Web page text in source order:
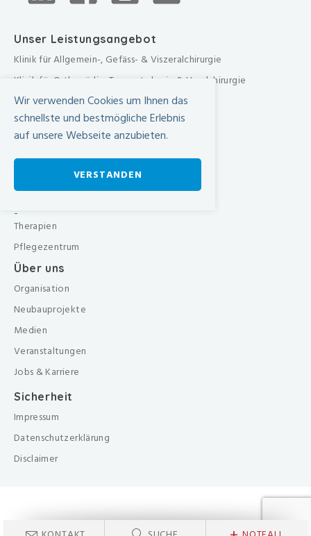
Unser Leistungsangebot
Klinik für Allgemein-, Gefäss- & Viszeralchirurgie
Klinik für Orthopädie, Traumatologie & Handchirurgie
Urologische Klinik
Medizinische Klinik
Frauenklinik
Übergreifende medizinische Bereiche
Übergreifende Bereiche
Therapien
Pflegezentrum
Über uns
Organisation
Neubauprojekte
Medien
Veranstaltungen
Jobs & Karriere
Sicherheit
Impressum
Datenschutzerklärung
Disclaimer
Wir verwenden Cookies um Ihnen das
schnellste und bestmögliche Erlebnis
auf unsere Webseite anzubieten.
VERSTANDEN
-